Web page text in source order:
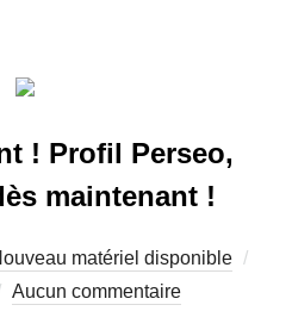
! Profil Perseo,
maintenant !
matériel disponible
Aucun commentaire